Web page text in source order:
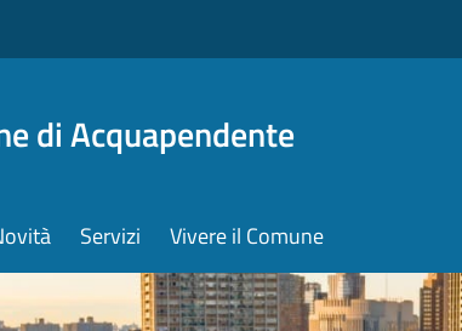
di Acquapendente
Servizi Vivere il Comune